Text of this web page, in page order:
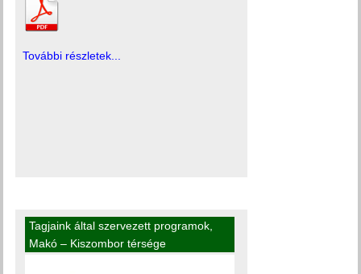
További részletek...
Tagjaink által szervezett programok
Makó – Kiszombor térsége